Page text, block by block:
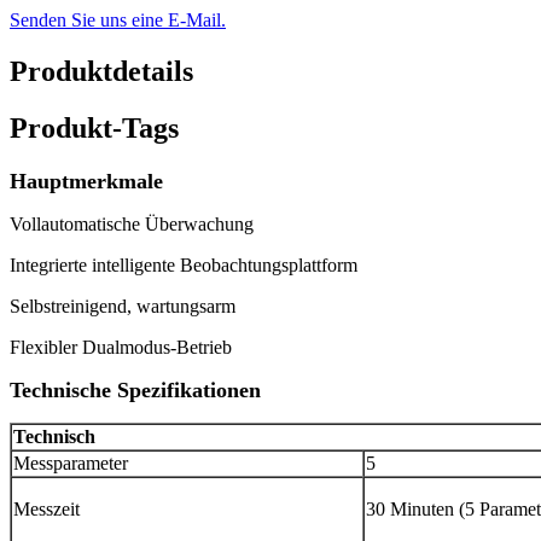
Senden Sie uns eine E-Mail.
Produktdetails
Produkt-Tags
Hauptmerkmale
Vollautomatische Überwachung
Integrierte intelligente Beobachtungsplattform
Selbstreinigend, wartungsarm
Flexibler Dualmodus-Betrieb
Technische Spezifikationen
Technisch
Messparameter
5
Messzeit 30 Minuten (5